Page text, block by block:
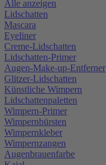
Alle anzeigen
Lidschatten
Mascara
Eyeliner
Creme-Lidschatten
Lidschatten-Primer
Augen-Make-up-Entferner
Glitzer-Lidschatten
Künstliche Wimpern
Lidschattenpaletten
Wimpern-Primer
Wimpernbürsten
Wimpernkleber
Wimpernzangen
Augenbrauenfarbe